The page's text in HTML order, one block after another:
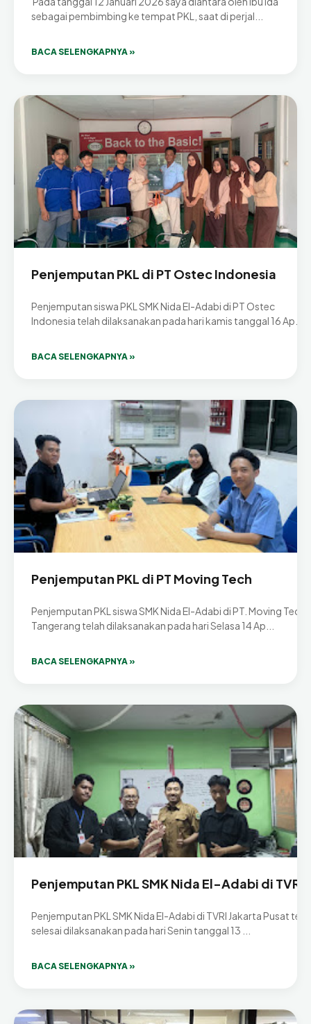
sebagai pembimbing ke tempat PKL, saat di perjal...
BACA SELENGKAPNYA »
Penjemputan PKL di PT Ostec Indonesia
Penjemputan siswa PKL SMK Nida El-Adabi di PT Ostec
Indonesia telah dilaksanakan pada hari kamis tanggal 16 Ap...
BACA SELENGKAPNYA »
Penjemputan PKL di PT Moving Tech
Penjemputan PKL siswa SMK Nida El-Adabi di PT. Moving Tech
Tangerang telah dilaksanakan pada hari Selasa 14 Ap...
BACA SELENGKAPNYA »
Penjemputan PKL SMK Nida El-Adabi di TVRI
Penjemputan PKL SMK Nida El-Adabi di TVRI Jakarta Pusat
selesai dilaksanakan pada hari Senin tanggal 13 ...
BACA SELENGKAPNYA »